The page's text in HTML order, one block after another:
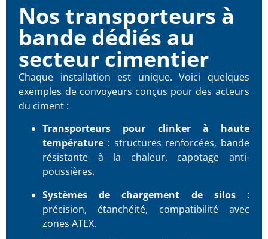
Nos transporteurs à
bande dédiés au
secteur cimentier
Chaque installation est unique. Voici quelques
exemples de convoyeurs conçus pour des acteurs
du ciment :
Transporteurs pour clinker à haute
température : structures renforcées, bande
résistante à la chaleur, capotage anti-
poussières.
Systèmes de chargement de silos:
précision, étanchéité, compatibilité avec
zones ATEX.